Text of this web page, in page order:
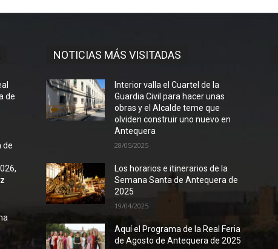
de
de
NOTICIAS MÁS VISITADAS
Interior valla el Cuartel de la
Guardia Civil para hacer unas
obras y el Alcalde teme que
olviden construir uno nuevo en
Antequera
28/05/2025
Los horarios e itinerarios de la
Semana Santa de Antequera de
2025
19/04/2025
Aquí el Programa de la Real Feria
de Agosto de Antequera de 2025